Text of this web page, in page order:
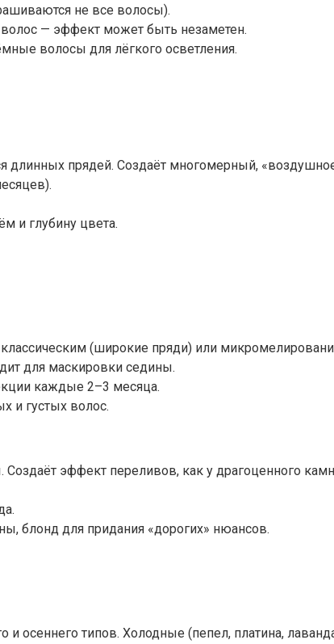
не все волосы).
волос — эффект может быть незаметен.
волосы для лёгкого осветления.
прядей. Создаёт многомерный,
и глубину цвета.
(широкие пряди) или
для маскировки седины.
каждые 2–3 месяца.
и густых волос.
эффект переливов, как у драгоценного
блонд для придания «дорогих» нюансов.
осеннего типов. Холодные (пепел, платина,